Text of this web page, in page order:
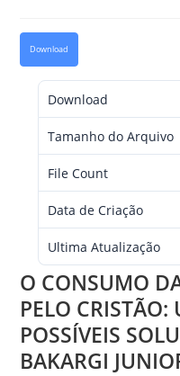
Download
Download
Tamanho do Arquivo
File Count
Data de Criação
Ultima Atualização
O CONSUMO
PELO CRISTÃO:
POSSÍVEIS
BAKARGI